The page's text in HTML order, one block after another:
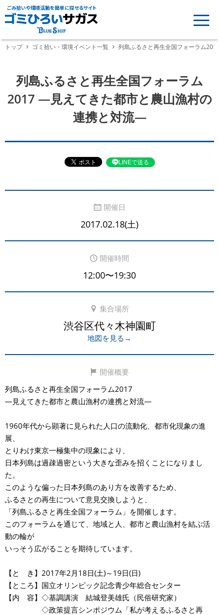
ごみ拾いや環境活動を簡単に探せるサイト
トップ ゴミ拾い・環境イベント一覧 列島ふるさと再生全国フォーラム
列島ふるさと再生全国フォーラム
2017 ―見えてきた都市と農山漁村の
連携と対流―
LINEで送る
開催日
2017.02.18(土)
開催時間
12:00〜19:30
集合場所
渋谷区代々木神園町
地図を見る→
開催概要
列島ふるさと再生全国フォーラム2017
―見えてきた都市と農山漁村の連携と対流―
1960年代から顕著に見られた人口の流動化、都市化現象の進
展、
とりわけ東京一極集中の現象により、
日本列島は過疎過密という大きな歪みを招くことになりまし
た。
このような偏った日本列島のあり方を改善するため、
ふるさとの再生について意見交換しようと、
「列島ふるさと再生全国フォーラム」を開催します。
このフォーラムを通じて、地域と人、都市と農山漁村を結ぶ活
動の輪が
いっそう広がることを期待しています。
【と き】2017年2月18日(土)～19日(日)
【ところ】国立オリンピック記念青少年総合センター
【内 容】◇基調講演 結城登美雄氏（民俗研究家）
◇政策提言シンポジウム「私が考えるふるさと再